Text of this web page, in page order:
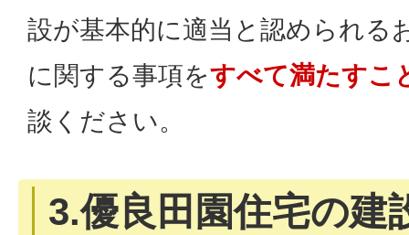
設が基本的に適当と認められる
に関する事項をすべて満たすこ
談ください。
3.優良田園住宅の建